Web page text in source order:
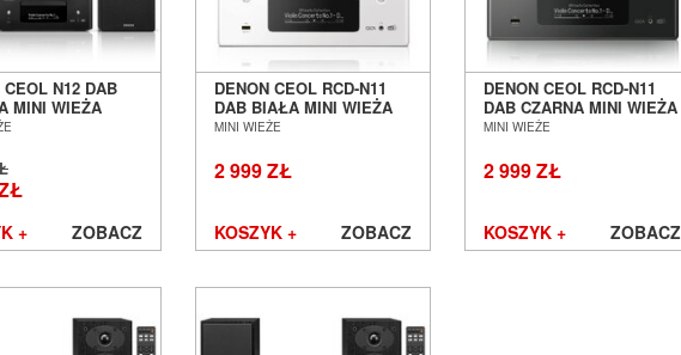
CEOL N12 DAB
MINI WIEŻA
SALON POZNAŃ
+ ZOBACZ
DENON CEOL RCD-N11
DAB BIAŁA MINI WIEŻA
SALON AUDIO POZNAŃ
MINI WIEŻE
2 999 ZŁ
KOSZYK + ZOBACZ
DENON CEOL RCD-N11
DAB CZARNA MINI WIEŻA
SALON AUDIO POZNAŃ
MINI WIEŻE
2 999 ZŁ
KOSZYK + ZOBACZ